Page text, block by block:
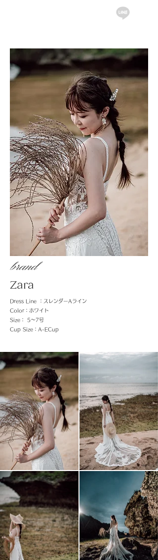
​brand
Zara
Dress Line ：スレンダーAライン
Color：ホワイト
Size： 5〜7号
Cup Size：A-ECup